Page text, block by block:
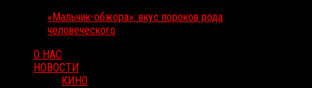
«Мальчик-обжора»: вкус пороков рода
человеческого
О НАС
НОВОСТИ
КИНО